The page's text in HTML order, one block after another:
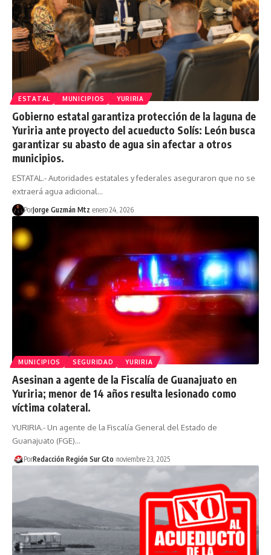
ESTATAL MUNICIPIOS YURIRIA
Gobierno estatal garantiza protección de la laguna de
Yuriria ante proyecto del acueducto Solís: León busca
garantizar su abasto de agua sin afectar a otros
municipios.
ESTATAL.- Autoridades estatales y federales aseguraron que no se
extraerá agua adicional…
PorJorge Guzmán Mtz enero 24, 2026
MUNICIPIOS SEGURIDAD YURIRIA
Asesinan a agente de la Fiscalía de Guanajuato en
Yuriria; menor de 14 años resulta lesionado como
víctima colateral.
YURIRIA.- Un agente de la Fiscalía General del Estado de
Guanajuato (FGE)…
PorRedacción Región Sur Gto noviembre 23, 2025